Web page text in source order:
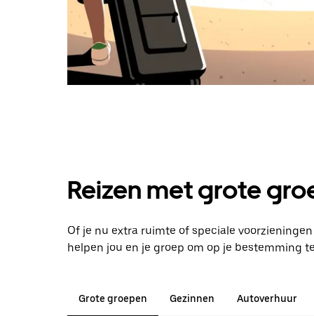
Reizen met grote
Of je nu extra ruimte of speciale
helpen jou en je groep om op je bestemming
Grote groepen Gezinnen Autoverhuur